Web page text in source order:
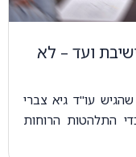
ועד – לא
עו"ד גיא צברי
התלהטות הרוחות